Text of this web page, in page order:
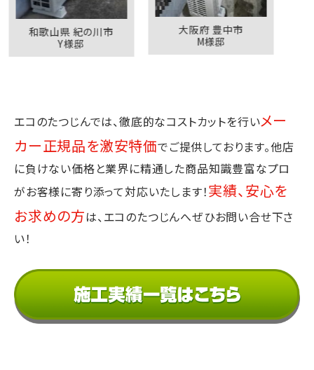
山県 紀の川市
大阪府 豊中市
エコのたつじんでは、徹底的なコストカットを行いメー
カー正規品を激安特価でご提供しております。他店
に負けない価格と業界に精通した商品知識豊富なプロ
がお客様に寄り添って対応いたします！実績、安心を
お求めの方は、エコのたつじんへぜひお問い合せ下さ
い！